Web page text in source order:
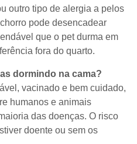
outro tipo de alergia a pelos
pode desencadear
que o pet durma em
fora do quarto.
dormindo na cama?
vacinado e bem cuidado,
humanos e animais
das doenças. O risco
doente ou sem os